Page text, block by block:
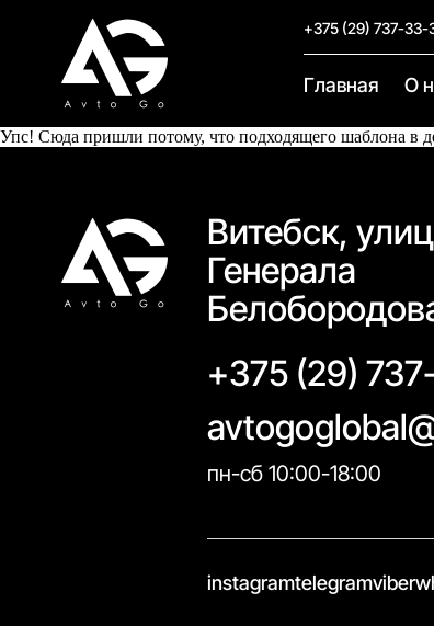
+375 (29) 737-33-
Главная О
Упс! Сюда пришли потому, что подходящего шаблона в
Витебск,
Генерала
+375 (29)
пн-сб 10:00-18:00
instagramtelegramviber